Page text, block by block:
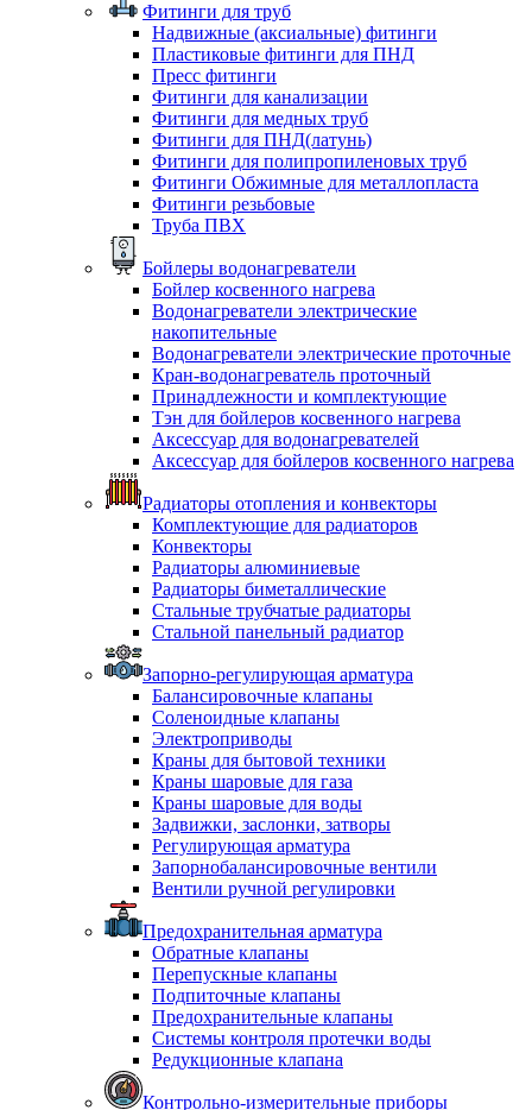
Фитинги для труб
Надвижные (аксиальные) фитинги
Пластиковые фитинги для ПНД
Пресс фитинги
Фитинги для канализации
Фитинги для медных труб
Фитинги для ПНД(латунь)
Фитинги для полипропиленовых труб
Фитинги Обжимные для металлопласта
Фитинги резьбовые
Труба ПВХ
Бойлеры водонагреватели
Бойлер косвенного нагрева
Водонагреватели электрические
накопительные
Водонагреватели электрические проточные
Кран-водонагреватель проточный
Принадлежности и комплектующие
Тэн для бойлеров косвенного нагрева
Аксессуар для водонагревателей
Аксессуар для бойлеров косвенного нагрева
Радиаторы отопления и конвекторы
Комплектующие для радиаторов
Конвекторы
Радиаторы алюминиевые
Радиаторы биметаллические
Стальные трубчатые радиаторы
Стальной панельный радиатор
Запорно-регулирующая арматура
Балансировочные клапаны
Соленоидные клапаны
Электроприводы
Краны для бытовой техники
Краны шаровые для газа
Краны шаровые для воды
Задвижки, заслонки, затворы
Регулирующая арматура
Запорнобалансировочные вентили
Вентили ручной регулировки
Предохранительная арматура
Обратные клапаны
Перепускные клапаны
Подпиточные клапаны
Предохранительные клапаны
Системы контроля протечки воды
Редукционные клапана
Контрольно-измерительные приборы